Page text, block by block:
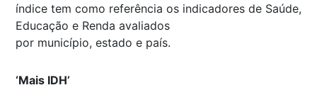
índice tem como referência os indicadores de Saúde,
Educação e Renda avaliados
por município, estado e país.
‘Mais IDH’